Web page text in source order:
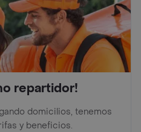
repartidor!
domicilios, tenemos
y beneficios.